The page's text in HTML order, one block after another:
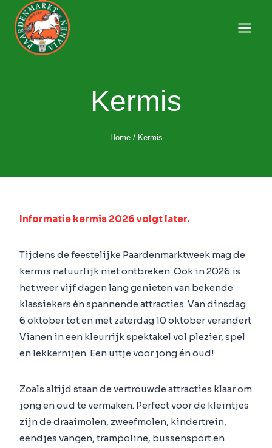
Doorgaan
naar
inhoud
Kermis
Home / Kermis
Informatie kermis 2026 volgt later.
Tijdens de feestelijke Paardenmarktweek mag de
kermis natuurlijk niet ontbreken. Ook in 2026 is
het weer vijf dagen lang genieten van bekende
klassiekers én spannende attracties. Van dinsdag
6 oktober tot en met zaterdag 10 oktober verandert
Vianen in een kleurrijk spektakel vol plezier, spel
en lekkernijen. Een uitje voor jong én oud!
Zoals altijd staan de vertrouwde attracties klaar om
jong en oud te vermaken. Perfect voor de kleintjes
zijn de draaimolen, zweefmolen, kindertrein,
eendjes vangen, trampoline, bussensport en